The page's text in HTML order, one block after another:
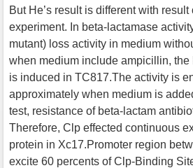
But He’s result is different with result
experiment. In beta-lactamase
mutant) loss activity in medium
when medium include ampicillin, the
is induced in TC817.The activity is
approximately when medium is
test, resistance of beta-lactam
Therefore, Clp effected continuous
protein in Xc17.Promoter region
excite 60 percents of Clp-Binding